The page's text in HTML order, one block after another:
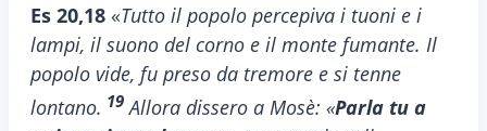
Es 20,18 «Tutto il popolo percepiva i tuoni e i
lampi, il suono del corno e il monte fumante. Il
popolo vide, fu preso da tremore e si tenne
lontano. 19 Allora dissero a Mosè: «Parla tu a